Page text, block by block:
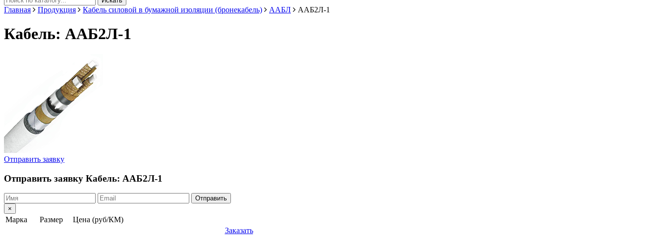
Главная Продукция Кабель силовой в бумажной изоляции (бронекабель) ААБЛ ААБ2Л-1
Кабель: ААБ2Л-1
Отправить заявку
Отправить заявку Кабель: ААБ2Л-1
Отправить
×
Марка Размер Цена (руб/КМ)
Заказать